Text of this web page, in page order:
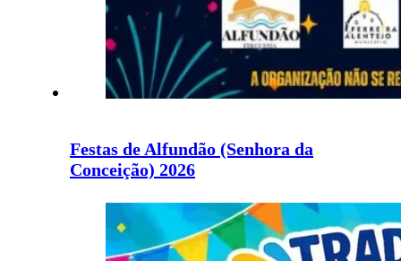
Festas de Alfundão (Senhora da
Conceição) 2026